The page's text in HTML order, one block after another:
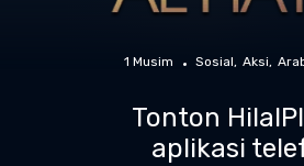
1 Musim Sosial Aksi
Tonton
aplikasi